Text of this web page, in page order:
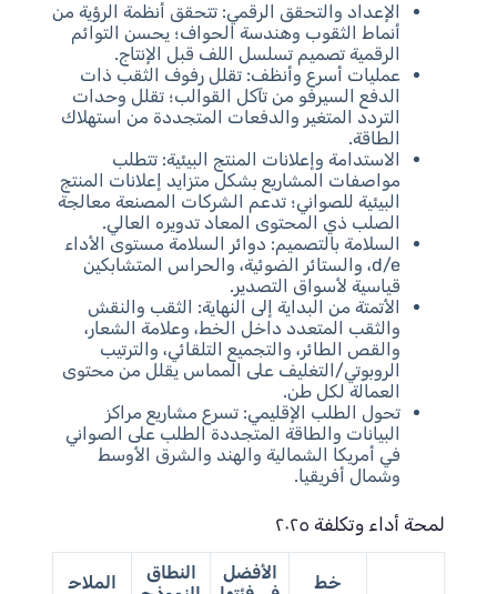
الإعداد والتحقق الرقمي: تتحقق أنظمة الرؤية من
أنماط الثقوب وهندسة الحواف؛ يحسن التوائم
الرقمية تصميم تسلسل اللف قبل الإنتاج.
عمليات أسرع وأنظف: تقلل رفوف الثقب ذات
الدفع السيرفو من تآكل القوالب؛ تقلل وحدات
التردد المتغير والدفعات المتجددة من استهلاك
الطاقة.
الاستدامة وإعلانات المنتج البيئية: تتطلب
مواصفات المشاريع بشكل متزايد إعلانات المنتج
البيئية للصواني؛ تدعم الشركات المصنعة معالجة
الصلب ذي المحتوى المعاد تدويره العالي.
السلامة بالتصميم: دوائر السلامة مستوى الأداء
d/e، والستائر الضوئية، والحراس المتشابكين
قياسية لأسواق التصدير.
الأتمتة من البداية إلى النهاية: الثقب والنقش
والثقب المتعدد داخل الخط، وعلامة الشعار،
والقص الطائر، والتجميع التلقائي، والترتيب
الروبوتي/التغليف على المماس يقلل من محتوى
العمالة لكل طن.
تحول الطلب الإقليمي: تسرع مشاريع مراكز
البيانات والطاقة المتجددة الطلب على الصواني
في أمريكا الشمالية والهند والشرق الأوسط
وشمال أفريقيا.
لمحة أداء وتكلفة ٢٠٢٥
خط
الأفضل
النطاق
الملاح